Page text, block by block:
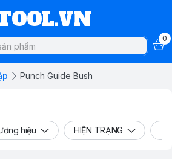
0
Punch Guide Bush
hiệu HIỆN TRẠNG